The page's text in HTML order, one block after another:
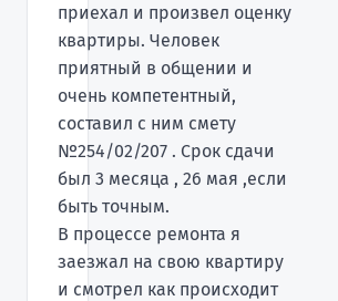
приехал и произвел оценку
квартиры. Человек
приятный в общении и
очень компетентный,
составил с ним смету
№254/02/207 . Срок сдачи
был 3 месяца , 26 мая ,если
быть точным.
В процессе ремонта я
заезжал на свою квартиру
и смотрел как происходит